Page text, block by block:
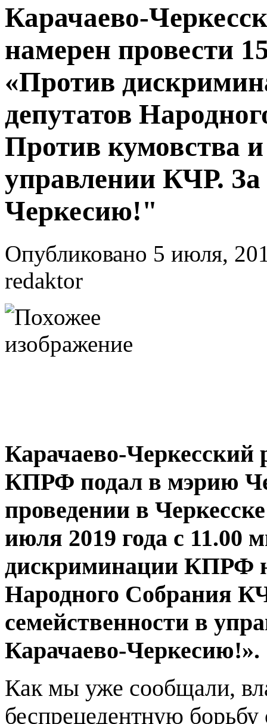
Карачаево-
намерен провести
«Против
депутатов
Против кумовства
управлении КЧР.
Черкесию!"
Опубликовано 5 июля,
redaktor
Карачаево-Черкесский
КПРФ подал в мэрию
проведении в
июля 2019 года с 11.00
дискриминации КПРФ
Народного Собрания
семейственности в
Карачаево-Черкесию!».
Как мы уже сообщали,
беспрецедентную